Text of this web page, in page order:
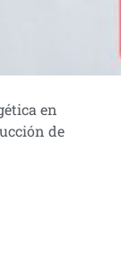
en
de